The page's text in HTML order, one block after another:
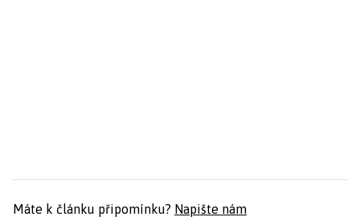
Máte k článku připomínku? Napište nám